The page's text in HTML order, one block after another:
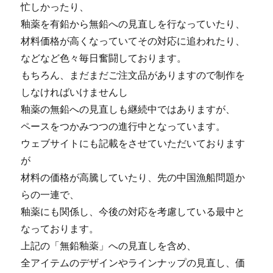
忙しかったり、
釉薬を有鉛から無鉛への見直しを行なっていたり、
材料価格が高くなっていてその対応に追われたり、
などなど色々毎日奮闘しております。
もちろん、まだまだご注文品がありますので制作を
しなければいけませんし
釉薬の無鉛への見直しも継続中ではありますが、
ペースをつかみつつの進行中となっています。
ウェブサイトにも記載をさせていただいております
が
材料の価格が高騰していたり、先の中国漁船問題か
らの一連で、
釉薬にも関係し、今後の対応を考慮している最中と
なっております。
上記の「無鉛釉薬」への見直しを含め、
全アイテムのデザインやラインナップの見直し、価